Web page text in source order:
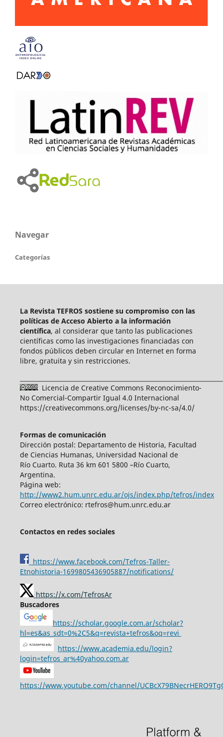
Navegar
Categorías
La Revista TEFROS sostiene su compromiso con las
políticas de Acceso Abierto a la información
científica, al considerar que tanto las publicaciones
científicas como las investigaciones financiadas con
fondos públicos deben circular en Internet en forma
libre, gratuita y sin restricciones.
Licencia de Creative Commons Reconocimiento-
No Comercial-Compartir Igual 4.0 Internacional
https://creativecommons.org/licenses/by-nc-sa/4.0/
Formas de comunicación
Dirección postal: Departamento de Historia, Facultad
de Ciencias Humanas, Universidad Nacional de
Río Cuarto. Ruta 36 km 601 5800 –Río Cuarto,
Argentina.
Página web:
http://www2.hum.unrc.edu.ar/ojs/index.php/tefros/index
Correo electrónico: rtefros@hum.unrc.edu.ar
Contactos en redes sociales
https://www.facebook.com/Tefros-Taller-
Etnohistoria-1699805436905887/notifications/
https://x.com/TefrosAr
Buscadores
https://scholar.google.com.ar/scholar?
hl=es&as_sdt=0%2C5&q=revista+tefros&oq=revi
https://www.academia.edu/login?
login=tefros_ar%40yahoo.com.ar
https://www.youtube.com/channel/